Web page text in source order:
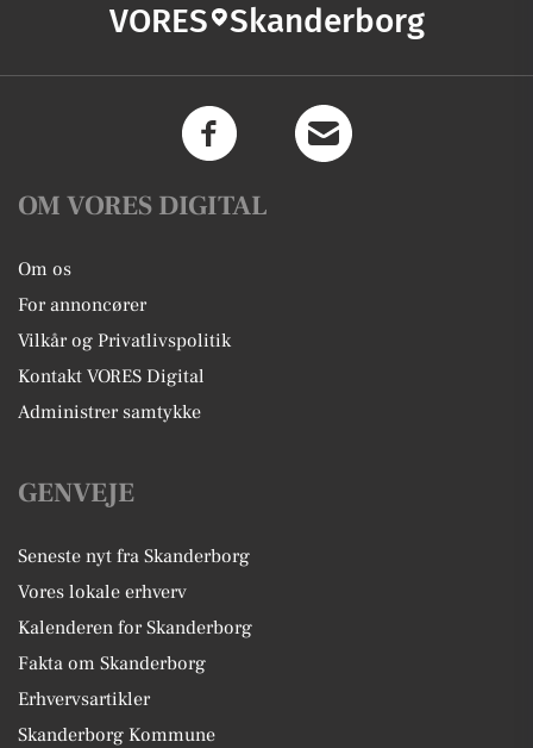
VORES Skanderborg
OM VORES DIGITAL
Om os
For annoncører
Vilkår og Privatlivspolitik
Kontakt VORES Digital
Administrer samtykke
GENVEJE
Seneste nyt fra Skanderborg
Vores lokale erhverv
Kalenderen for Skanderborg
Fakta om Skanderborg
Erhvervsartikler
Skanderborg Kommune